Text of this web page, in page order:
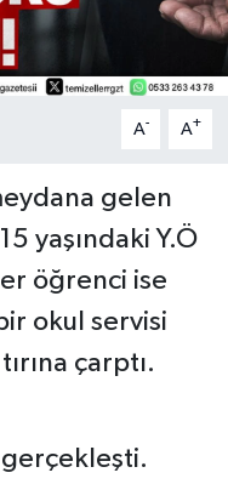
A- A+
gelen
yaşındaki Y.Ö
öğrenci ise
okul servisi
çarptı.